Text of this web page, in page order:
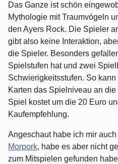
Das Ganze ist schön
Mythologie mit Traumvögeln
den Ayers Rock. Die Spieler
gibt also keine Interaktion,
die Spieler. Besonders
Spielstufen hat und zwei
Schwierigkeitsstufen. So
Karten das Spielniveau an
Spiel kostet um die 20 Euro
Kaufempfehlung.
Angeschaut habe ich mir auch
Morpork, habe es aber nicht
zum Mitspielen gefunden